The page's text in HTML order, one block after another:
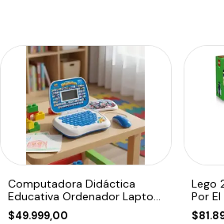
Computadora Didáctica
Educativa Ordenador Laptop
Infantil
$49.999,00
Lego
Por